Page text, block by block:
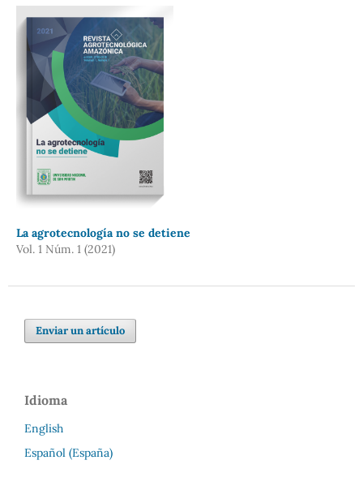
La agrotecnología no se detiene
Vol. 1 Núm. 1 (2021)
Enviar un artículo
Idioma
English
Español (España)